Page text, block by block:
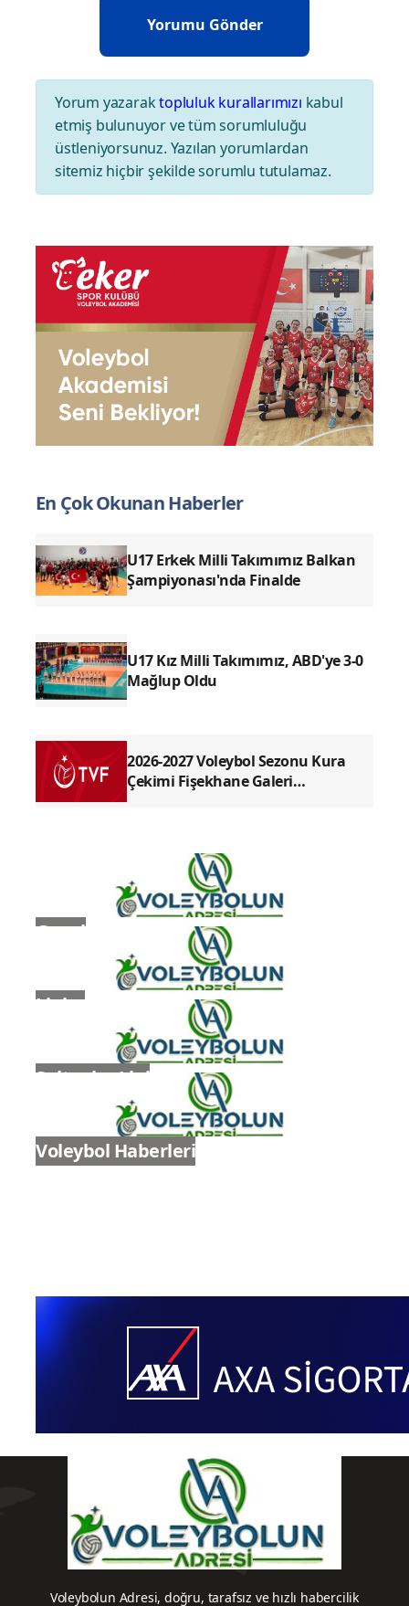
Yorum yazaraktopluluk kurallarımızı kabul
etmiş bulunuyor ve tüm sorumluluğu
üstleniyorsunuz. Yazılan yorumlardan
sitemiz hiçbir şekilde sorumlu tutulamaz.
En Çok Okunan Haberler
U17 Erkek Milli Takımımız Balkan
Şampiyonası'nda Finalde
U17 Kız Milli Takımımız, ABD'ye 3-0
Mağlup Oldu
2026-2027 Voleybol Sezonu Kura
Çekimi Fişekhane Galeri
Genel
Ligler
Sultanlar Ligi
Voleybol Haberleri
Voleybolun Adresi, doğru, tarafsız ve hızlı habercilik